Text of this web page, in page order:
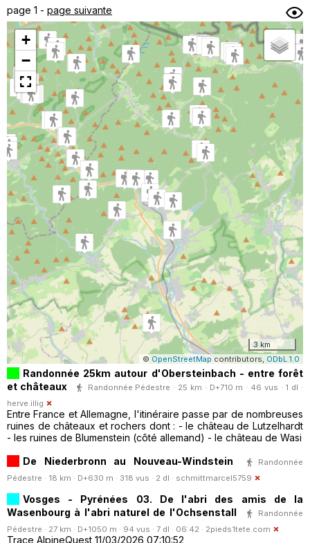
sous-dossiers
Trier par
Horodatage Photos
page 1 - page suivante
+
−
3 km
© OpenStreetMap contributors, ODbL 1.0
Randonnée 25km autour d'Obersteinbach - entre forêt
et châteaux
Randonnée Pédestre · 25 km · D+710 m · 46 vus · 1 dl ·
herve.illig
Entre France et Allemagne, l'itinéraire passe par de nombreuses
ruines de châteaux et rochers dont : - le château de Lutzelhardt
- les ruines de Blumenstein (côté allemand) - le château de Wasi
De Niederbronn au Nouveau-Windstein
Randonnée
Pédestre · 18 km · D+630 m · 318 vus · 2 dl · schmittmarcel5759
Vosges - Pyrénées 03. De l'abri des amis de la
Wasenbourg à l'abri naturel de l'Ochsenstall
Randonnée
Pédestre · 27 km · D+1050 m · 94 vus · 7 dl · 06:42 · 2pieds1tete.com
Trace AlpineQuest 11/03/2026 07:10:52